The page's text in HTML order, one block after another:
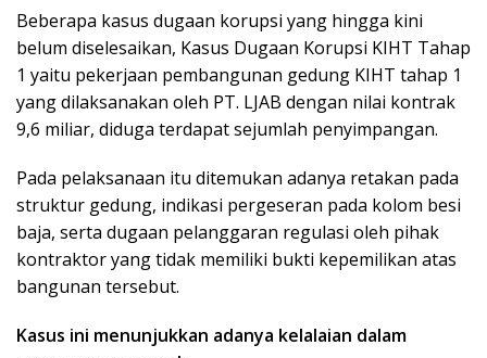
Beberapa kasus dugaan korupsi yang hingga kini
belum diselesaikan, Kasus Dugaan Korupsi KIHT Tahap
1 yaitu pekerjaan pembangunan gedung KIHT tahap 1
yang dilaksanakan oleh PT. LJAB dengan nilai kontrak
9,6 miliar, diduga terdapat sejumlah penyimpangan.
Pada pelaksanaan itu ditemukan adanya retakan pada
struktur gedung, indikasi pergeseran pada kolom besi
baja, serta dugaan pelanggaran regulasi oleh pihak
kontraktor yang tidak memiliki bukti kepemilikan atas
bangunan tersebut.
Kasus ini menunjukkan adanya kelalaian dalam